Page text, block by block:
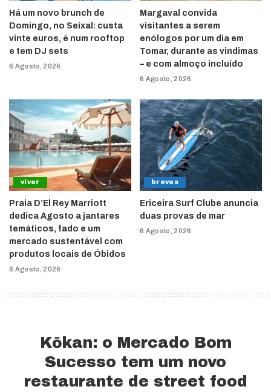
Há um novo brunch de
Domingo, no Seixal: custa
vinte euros, é num rooftop
e tem DJ sets
6 Agosto, 2026
Margaval convida
visitantes a serem
enólogos por um dia em
Tomar, durante as vindimas
– e com almoço incluído
6 Agosto, 2026
viver
Praia D’El Rey Marriott
dedica Agosto a jantares
temáticos, fado e um
mercado sustentável com
produtos locais de Óbidos
6 Agosto, 2026
breves
Ericeira Surf Clube anuncia
duas provas de mar
6 Agosto, 2026
Kōkan: o Mercado Bom
Sucesso tem um novo
restaurante de street food